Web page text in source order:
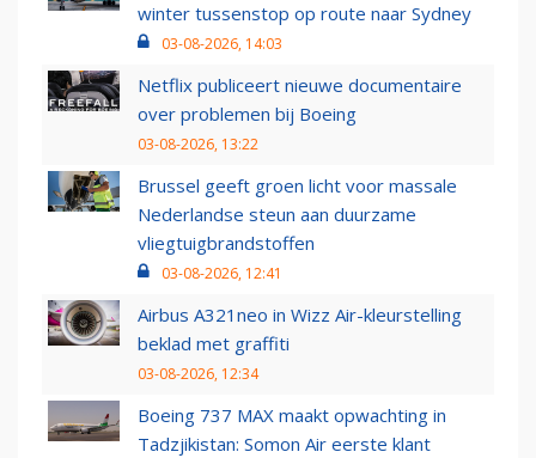
winter tussenstop op route naar Sydney
03-08-2026, 14:03
Netflix publiceert nieuwe documentaire
over problemen bij Boeing
03-08-2026, 13:22
Brussel geeft groen licht voor massale
Nederlandse steun aan duurzame
vliegtuigbrandstoffen
03-08-2026, 12:41
Airbus A321neo in Wizz Air-kleurstelling
beklad met graffiti
03-08-2026, 12:34
Boeing 737 MAX maakt opwachting in
Tadzjikistan: Somon Air eerste klant